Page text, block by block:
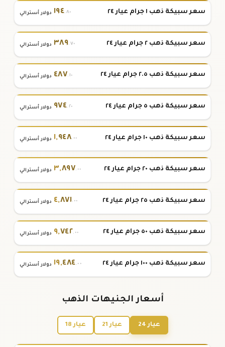
سعر سبيكة ذهب ١ جرام عيار ٢٤ ١٩٤.٨٠ دولار أسترالي
سعر سبيكة ذهب ٢ جرام عيار ٢٤ ٣٨٩.٧٠ دولار أسترالي
سعر سبيكة ذهب ٢.٥ جرام عيار ٢٤ ٤٨٧.١٠ دولار أسترالي
سعر سبيكة ذهب ٥ جرام عيار ٢٤ ٩٧٤.٢٠ دولار أسترالي
سعر سبيكة ذهب ١٠ جرام عيار ٢٤ ١,٩٤٨.٠٠ دولار أسترالي
سعر سبيكة ذهب ٢٠ جرام عيار ٢٤ ٣,٨٩٧.٠٠ دولار أسترالي
سعر سبيكة ذهب ٢٥ جرام عيار ٢٤ ٤,٨٧١.٠٠ دولار أسترالي
سعر سبيكة ذهب ٥٠ جرام عيار ٢٤ ٩,٧٤٢.٠٠ دولار أسترالي
سعر سبيكة ذهب ١٠٠ جرام عيار ٢٤ ١٩,٤٨٤.٠٠ دولار أسترالي
أسعار الجنيهات الذهب
عيار 24 عيار 21 عيار 18